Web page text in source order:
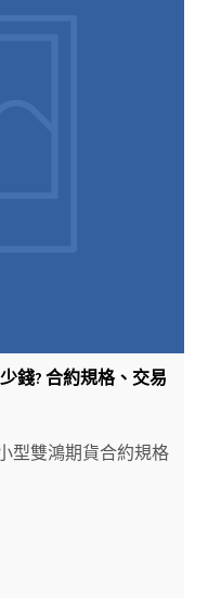
錢? 合約規格、交易
型雙鴻期貨合約規格